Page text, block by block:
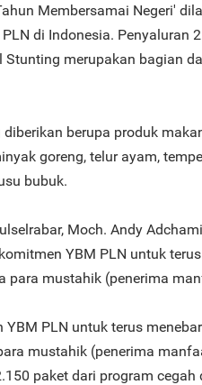
Membersamai Negeri'
di Indonesia. Penyaluran
Stunting merupakan bagian
berupa produk
goreng, telur ayam,
bubuk.
Moch. Andy
YBM PLN untuk
para mustahik (penerima
PLN untuk terus
mustahik (penerima
paket dari program